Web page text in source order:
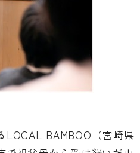
LOCAL BAMBOO（宮崎県